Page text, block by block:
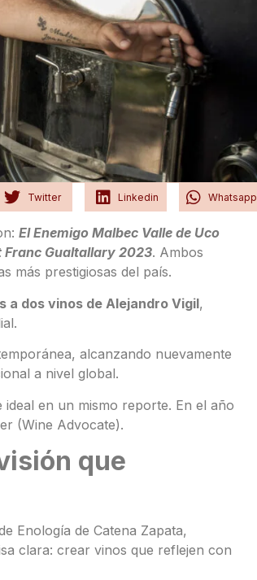
Twitter Linkedin Whatsapp
El Enemigo Malbec Valle de Uco
Franc Gualtallary 2023. Ambos
más prestigiosas del país.
a dos vinos de Alejandro Vigil,
alcanzando nuevamente
a nivel global.
en un mismo reporte. En el año
(Wine Advocate).
que
Enología de Catena Zapata,
clara: crear vinos que reflejen con